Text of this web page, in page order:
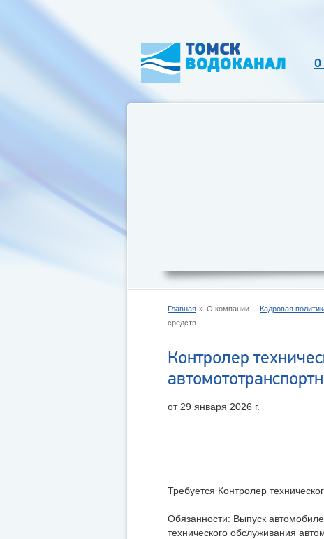
О
Главная О компании Кадровая
средств
Контролер
от 29 января 2026 г.
Требуется Контролер
Обязанности: Выпуск
технического обслуживания